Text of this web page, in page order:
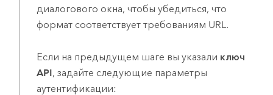
диалогового окна, чтобы убедиться, что
формат соответствует требованиям URL.
Если на предыдущем шаге вы указали ключ
API, задайте следующие параметры
аутентификации: